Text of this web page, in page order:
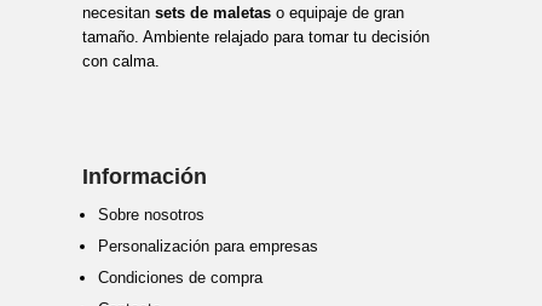
necesitan sets de maletaso equipaje de gran
tamaño. Ambiente relajado para tomar tu decisión
con calma.
Información
Sobre nosotros
Personalización para empresas
Condiciones de compra